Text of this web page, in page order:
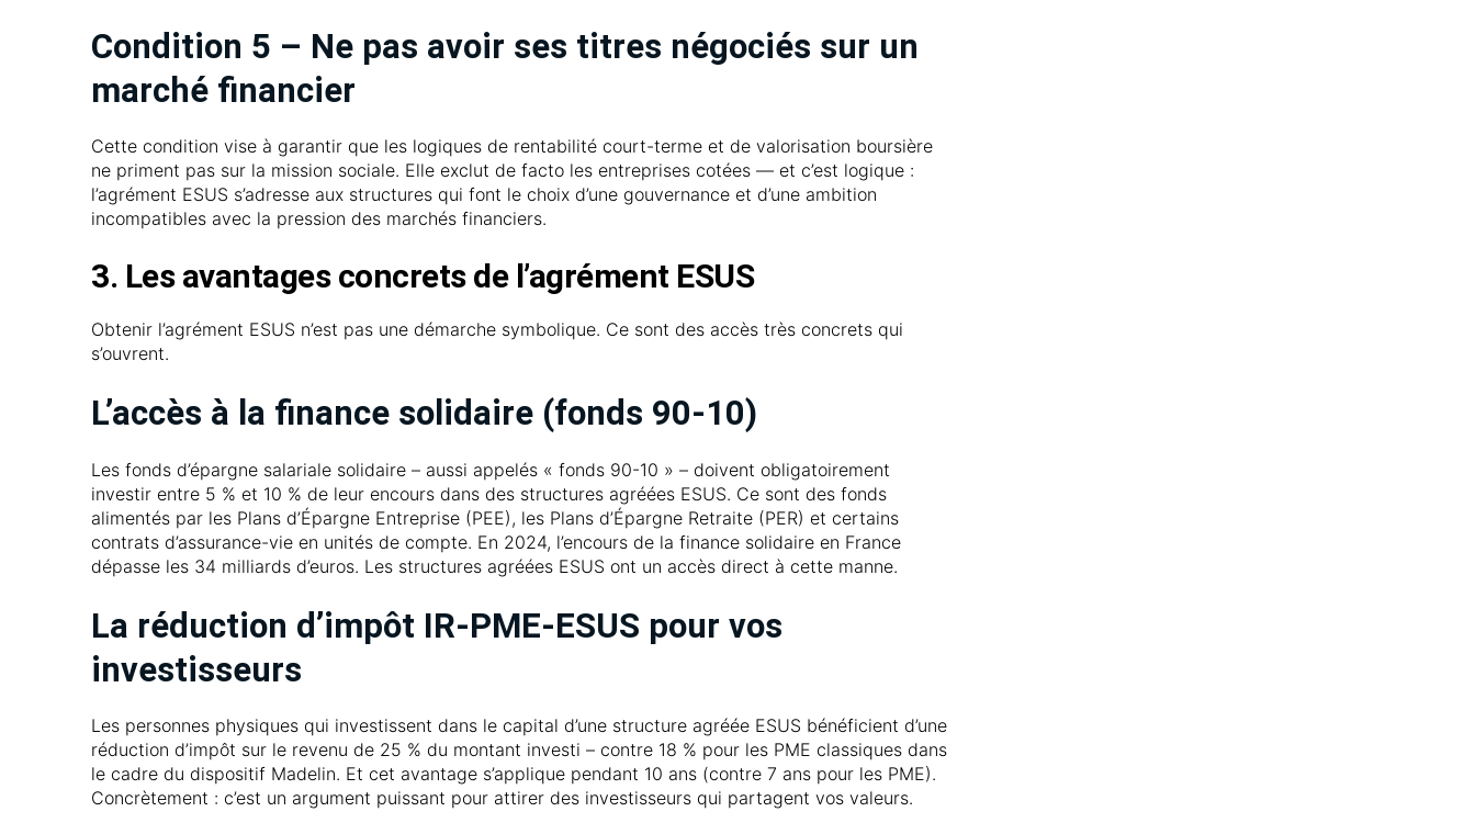
Condition 5 – Ne pas avoir ses titres négociés sur un
marché financier
Cette condition vise à garantir que les logiques de rentabilité court-terme et de valorisation boursière
ne priment pas sur la mission sociale. Elle exclut de facto les entreprises cotées — et c’est logique :
l’agrément ESUS s’adresse aux structures qui font le choix d’une gouvernance et d’une ambition
incompatibles avec la pression des marchés financiers.
3. Les avantages concrets de l’agrément ESUS
Obtenir l’agrément ESUS n’est pas une démarche symbolique. Ce sont des accès très concrets qui
s’ouvrent.
L’accès à la finance solidaire (fonds 90-10)
Les fonds d’épargne salariale solidaire – aussi appelés « fonds 90-10 » – doivent obligatoirement
investir entre 5 % et 10 % de leur encours dans des structures agréées ESUS. Ce sont des fonds
alimentés par les Plans d’Épargne Entreprise (PEE), les Plans d’Épargne Retraite (PER) et certains
contrats d’assurance-vie en unités de compte. En 2024, l’encours de la finance solidaire en France
dépasse les 34 milliards d’euros. Les structures agréées ESUS ont un accès direct à cette manne.
La réduction d’impôt IR-PME-ESUS pour vos
investisseurs
Les personnes physiques qui investissent dans le capital d’une structure agréée ESUS bénéficient d’une
réduction d’impôt sur le revenu de 25 % du montant investi – contre 18 % pour les PME classiques dans
le cadre du dispositif Madelin. Et cet avantage s’applique pendant 10 ans (contre 7 ans pour les PME).
Concrètement : c’est un argument puissant pour attirer des investisseurs qui partagent vos valeurs.